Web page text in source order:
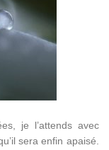
je l’attends avec
sera enfin apaisé.